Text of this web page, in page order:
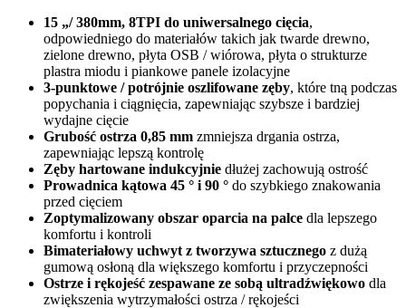
15 „/ 380mm, 8TPI do uniwersalnego cięcia,
odpowiedniego do materiałów takich jak twarde drewno,
zielone drewno, płyta OSB / wiórowa, płyta o strukturze
plastra miodu i piankowe panele izolacyjne
3-punktowe / potrójnie oszlifowane zęby, które tną podczas
popychania i ciągnięcia, zapewniając szybsze i bardziej
wydajne cięcie
Grubość ostrza 0,85 mm zmniejsza drgania ostrza,
zapewniając lepszą kontrolę
Zęby hartowane indukcyjnie dłużej zachowują ostrość
Prowadnica kątowa 45 ° i 90 ° do szybkiego znakowania
przed cięciem
Zoptymalizowany obszar oparcia na palce dla lepszego
komfortu i kontroli
Bimateriałowy uchwyt z tworzywa sztucznego z dużą
gumową osłoną dla większego komfortu i przyczepności
Ostrze i rękojeść zespawane ze sobą ultradźwiękowo dla
zwiększenia wytrzymałości ostrza / rękojeści